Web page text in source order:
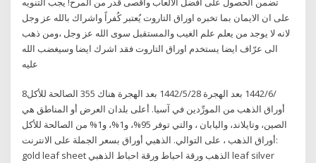
على ان الايمان بما تخبره اوراق التاروت يُعتبر كُفراً واشراك بالله عز وجل
لانه لا يوجد من يعلم علم الغيب والمستقبل سوى الله عز وجل ،ومن ذهب
الى عرّاف ايضا يستخدم اوراق التاروت فقد اشرك ايضا وسيغضب الله
عليه
8‏‏/6‏‏/1442 بعد الهجرة 28‏‏/5‏‏/1442 بعد الهجرة هناك 355 الصالحة للأكل
أوراق الذهب من المورِّدين في آسيا. أعلى بلدان العرض أو المناطق هي
الصين، وتايلاند، واليابان ، والتي توفر 95%، و1%، و1% من الصالحة للأكل
أوراق الذهب ، على التوالي. الذهبي أوراق بسعر الجملة على الانترنت:
gold leaf sheet الذهب ورقة احباط ورقة احباط الذهبي leaf silver